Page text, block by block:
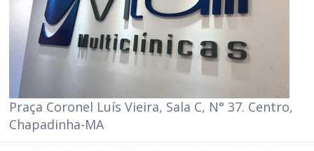
Praça Coronel Luís Vieira, Sala C, N° 37. Centro,
Chapadinha-MA